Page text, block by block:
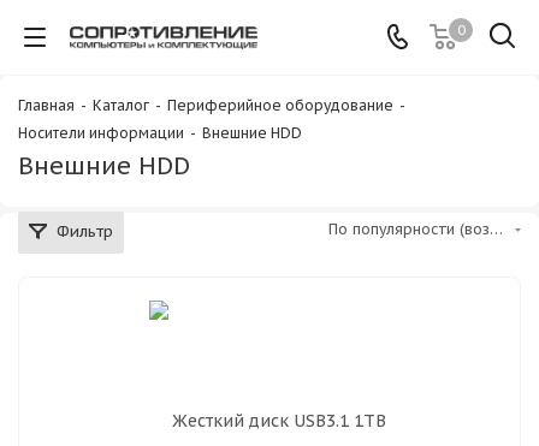
0
Главная - Каталог - Периферийное оборудование -
Носители информации - Внешние HDD
Внешние HDD
Фильтр По популярности (возрастание)